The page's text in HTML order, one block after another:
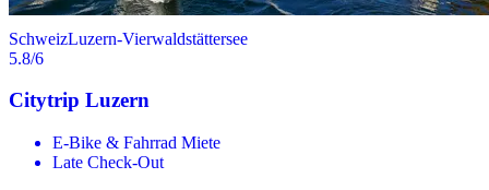
SchweizLuzern-Vierwaldstättersee
5.8/6
Citytrip Luzern
E-Bike & Fahrrad Miete
Late Check-Out